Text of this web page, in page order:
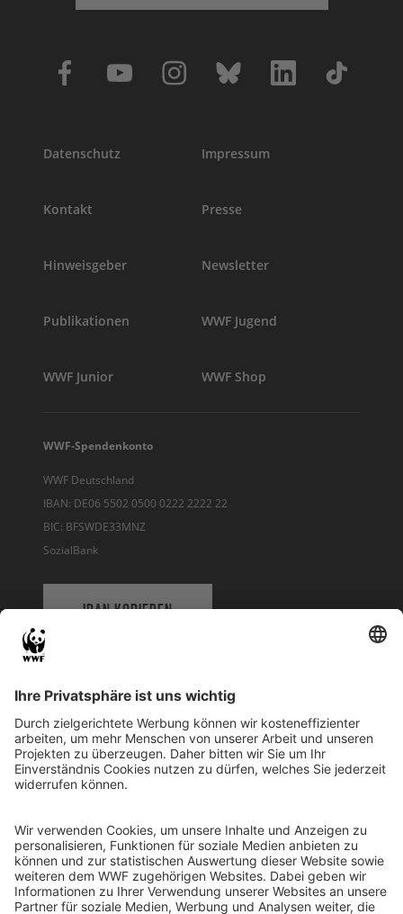
Datenschutz Impressum
Kontakt Presse
Hinweisgeber Newsletter
Publikationen WWF Jugend
WWF Junior WWF Shop
WWF-Spendenkonto
WWF Deutschland
IBAN: DE06 5502 0500 0222 2222 22
BIC: BFSWDE33MNZ
SozialBank
IBAN KOPIEREN
WWF Deutschland
Reinhardtstr. 18
10117 Berlin
Ihre Spende kann steuerlich geltend gemacht werden
Registriert als Stiftung WWF Deutschland, Senatsverwaltung für
Justiz Berlin, Az: 3416/976/2